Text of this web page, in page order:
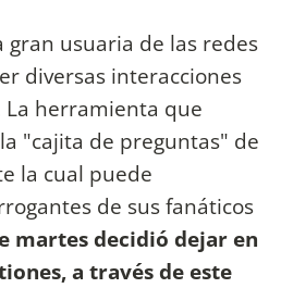
gran usuaria de las redes
diversas interacciones
La herramienta que
"cajita de preguntas" de
la cual puede
de sus fanáticos
martes decidió dejar en
a través de este